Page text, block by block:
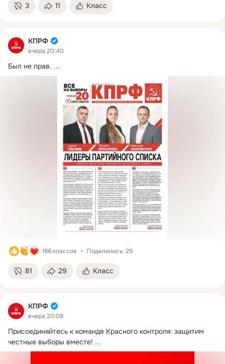
3 11 Класс
КПРФ
вчера 20:40
Был не прав. ...
186 классов Поделились: 29
81 29 Класс
КПРФ
вчера 20:08
Присоединяйтесь к команде Красного контроля: защитим
честные выборы вместе! ...